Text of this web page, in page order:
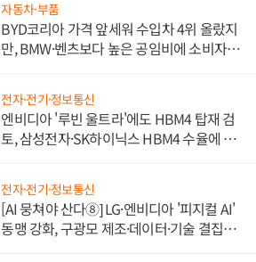
자동차·부품
BYD코리아 가격 앞세워 수입차 4위 올랐지
만, BMW·벤츠보다 높은 공임비에 소비자
전자·전기·정보통신
엔비디아 '루빈 울트라'에도 HBM4 탑재 검
토, 삼성전자·SK하이닉스 HBM4 수율에 주
전자·전기·정보통신
[AI 뭉쳐야 산다⑧] LG·엔비디아 '피지컬 AI'
동맹 강화, 구광모 제조·데이터·기술 결집